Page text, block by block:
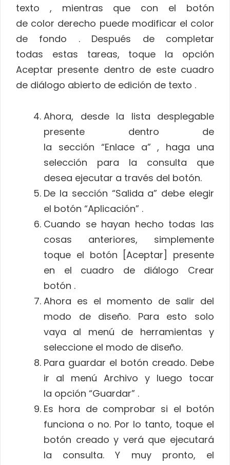
texto , mientras que con el botón
de color derecho puede modificar el color
de fondo . Después de completar
todas estas tareas, toque la opción
Aceptar presente dentro de este cuadro
de diálogo abierto de edición de texto .
Ahora, desde la lista desplegable
presente dentro de
la sección “Enlace a” , haga una
selección para la consulta que
desea ejecutar a través del botón.
De la sección “Salida a” debe elegir
el botón “Aplicación” .
Cuando se hayan hecho todas las
cosas anteriores, simplemente
toque el botón [Aceptar] presente
en el cuadro de diálogo Crear
botón .
Ahora es el momento de salir del
modo de diseño. Para esto solo
vaya al menú de herramientas y
seleccione el modo de diseño.
Para guardar el botón creado. Debe
ir al menú Archivo y luego tocar
la opción “Guardar” .
Es hora de comprobar si el botón
funciona o no. Por lo tanto, toque el
botón creado y verá que ejecutará
la consulta. Y muy pronto, el